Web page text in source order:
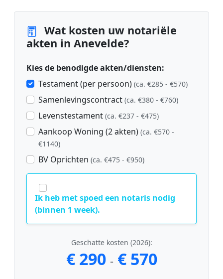
Wat kosten uw notariële
akten in Anevelde?
Kies de benodigde akten/diensten:
Testament (per persoon) (ca. €285 - €570)
Samenlevingscontract (ca. €380 - €760)
Levenstestament (ca. €237 - €475)
Aankoop Woning (2 akten) (ca. €570 -
€1140)
BV Oprichten (ca. €475 - €950)
Ik heb met spoed een notaris nodig
(binnen 1 week).
Geschatte kosten (2026):
€ 290 - € 570